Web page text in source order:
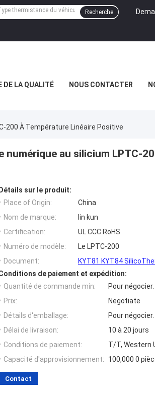
Recherche
DE LA QUALITÉ NOUS CONTACTER
200 À Température Linéaire Positive
numérique au silicium LPTC-
Détails sur le produit:
Place of Origin:
China
Nom de marque:
lin kun
Certification:
UL CCC RoHS
Numéro de modèle:
Le LPTC-200
Document:
KYT81 KYT84
de paiement et expédition:
Quantité de commande min:
Pour négocier.
Prix:
Negotiate
Détails d'emballage:
Pour négocier.
Délai de livraison:
10 à 20 jours
Conditions de paiement:
T/T, Western
Capacité d'approvisionnement:
100,000 0
Contact